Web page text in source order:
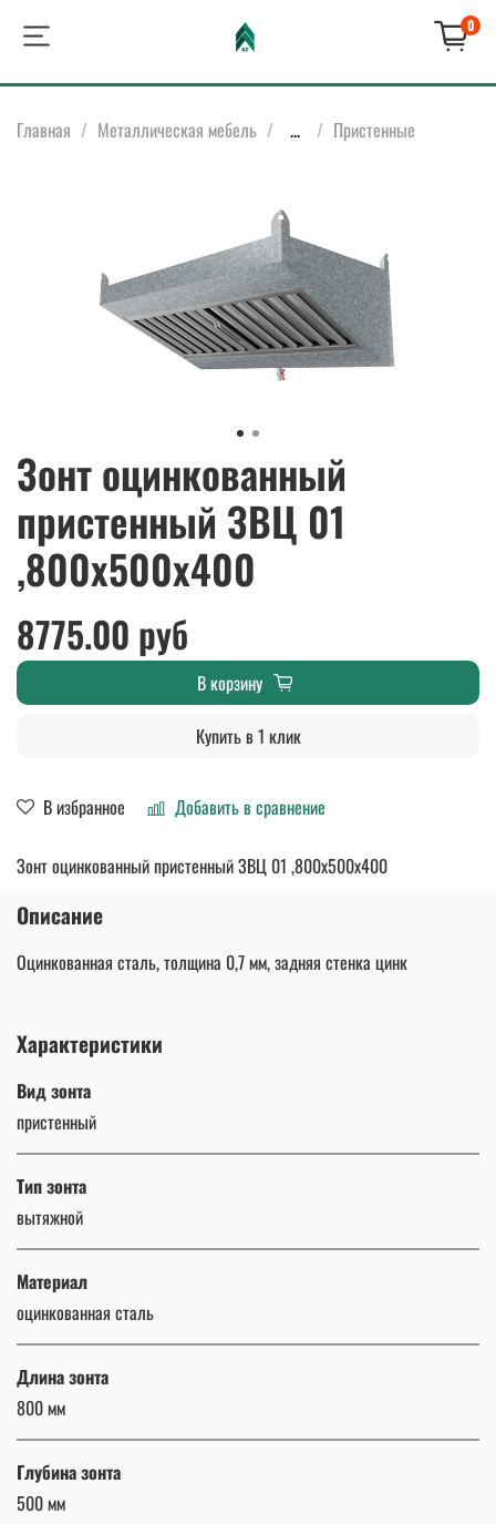
0
Главная Металлическая мебель ... Пристенные
Зонт оцинкованный
пристенный ЗВЦ 01
,800х500х400
В избранное Добавить в сравнение
8775.00 руб
В корзину
Купить в 1 клик
Зонт оцинкованный пристенный ЗВЦ 01 ,800х500х400
Описание
Оцинкованная сталь, толщина 0,7 мм, задняя стенка цинк
Характеристики
Вид зонта
пристенный
Тип зонта
вытяжной
Материал
оцинкованная сталь
Длина зонта
800 мм
Глубина зонта
500 мм